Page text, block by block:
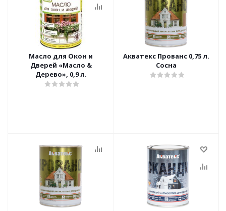
Масло для Окон и
Дверей «Масло &
Дерево», 0,9 л.
Акватекс Прованс 0,75 л.
Сосна